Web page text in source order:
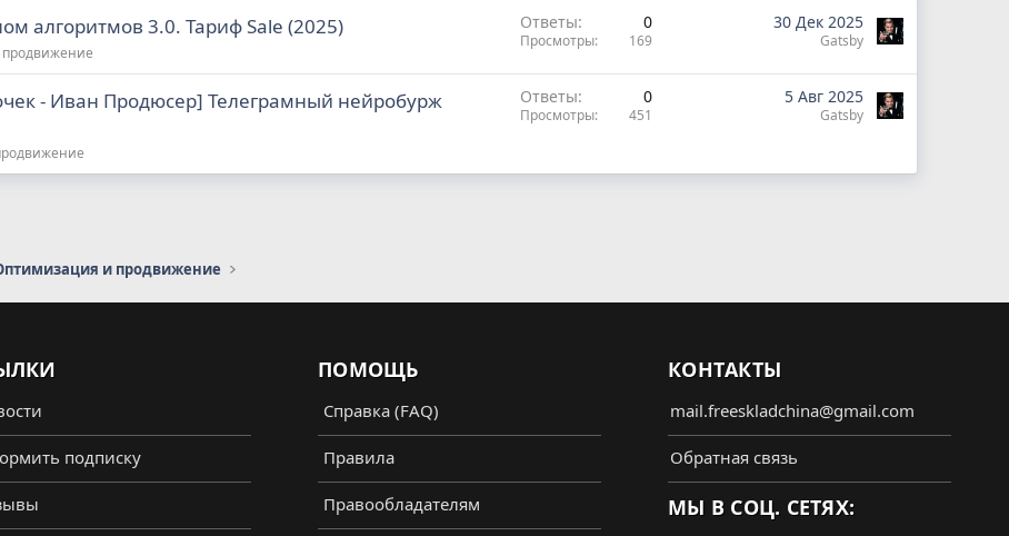
алгоритмов 3.0. Тариф Sale (2025)
продвижение
Ответы 0
Просмотры 169
30 Дек 2025
Gatsby
- Иван Продюсер] Телеграмный нейробурж
Ответы 0
Просмотры 451
5 Авг 2025
Gatsby
Оптимизация и продвижение
подписку
ПОМОЩЬ
Справка (FAQ)
Правила
Правообладателям
КОНТАКТЫ
mail.freeskladchina@gmail.com
Обратная связь
МЫ В СОЦ. СЕТЯХ: